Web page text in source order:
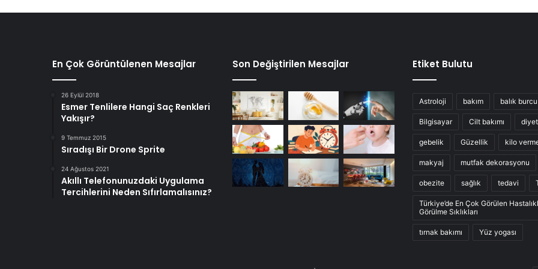
En Çok Görüntülenen Mesajlar
26 Eylül 2018
Esmer Tenlilere Hangi Saç Renkleri
Yakışır?
9 Temmuz 2015
Sıradışı Bir Drone Sprite
24 Ağustos 2021
Akıllı Telefonunuzdaki Uygulama
Tercihlerini Neden Sıfırlamalısınız?
Son Değiştirilen Mesajlar Etiket Bulutu
Astroloji bakım balık burcu
Bilgisayar Cilt bakımı diyet
gebelik Güzellik kilo
makyaj mutfak dekorasyonu
obezite sağlık tedavi
Türkiye’de En Çok Görülen
Görülme Sıklıkları
tırnak bakımı Yüz yogası